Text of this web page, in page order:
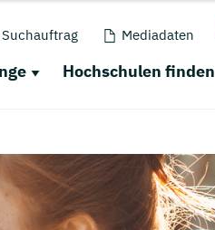
Suchauftrag Mediadaten
Hochschulen finden